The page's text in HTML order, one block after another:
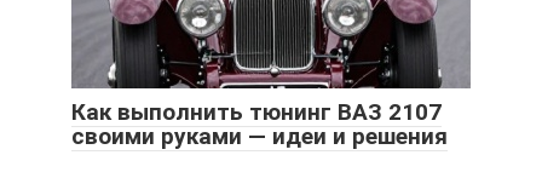
Как выполнить тюнинг ВАЗ 2107
своими руками — идеи и решения